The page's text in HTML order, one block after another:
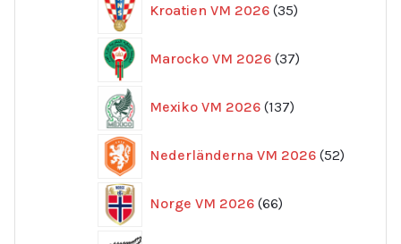
Kroatien VM 2026 35
produkter
Marocko VM 2026 37
produkter
Mexiko VM 2026 137
produkter
Nederländerna VM 2026 52
Norge VM 2026 66
produkter